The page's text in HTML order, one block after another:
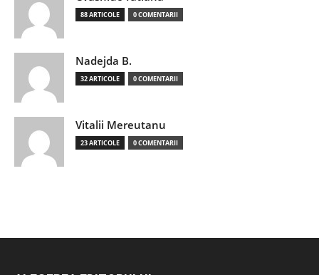
88 ARTICOLE 0 COMENTARII
Nadejda B.
32 ARTICOLE 0 COMENTARII
Vitalii Mereutanu
23 ARTICOLE 0 COMENTARII